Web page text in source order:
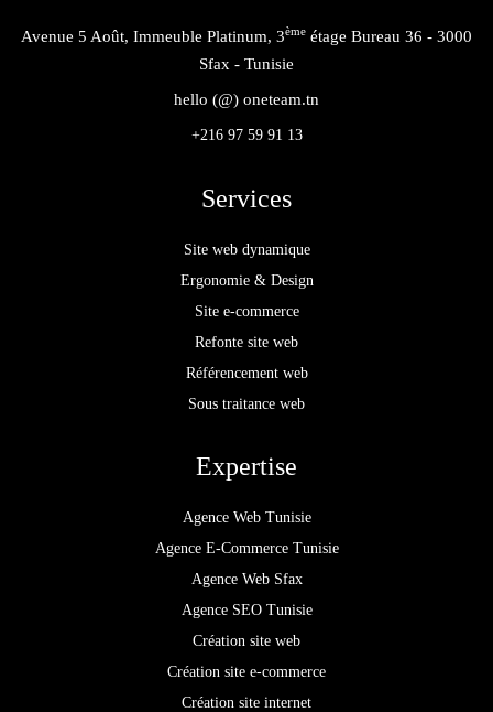
Avenue 5 Août, Immeuble Platinum, 3ème étage Bureau 36 - 3000
Sfax - Tunisie
hello (@) oneteam.tn
+216 97 59 91 13
Services
Site web dynamique
Ergonomie & Design
Site e-commerce
Refonte site web
Référencement web
Sous traitance web
Expertise
Agence Web Tunisie
Agence E-Commerce Tunisie
Agence Web Sfax
Agence SEO Tunisie
Création site web
Création site e-commerce
Création site internet